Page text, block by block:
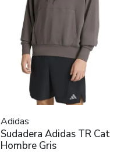
Adidas
Sudadera Adidas TR Cat
Hombre Gris